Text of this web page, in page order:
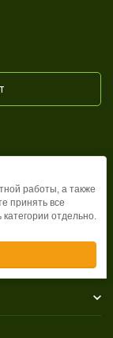
работы, а также
принять все
отдельно.